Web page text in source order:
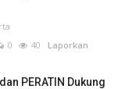
0 40 Laporkan
PERATIN Dukung